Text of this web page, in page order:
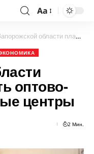
Aa
области планируют создать оптово-распределительные центры
оптово-
центры
2 Мин.